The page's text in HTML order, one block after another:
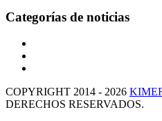
Categorías de noticias
COPYRIGHT 2014 - 2026
DERECHOS RESERVADOS.